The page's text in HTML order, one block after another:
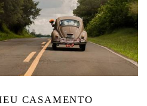
CASAMENTO